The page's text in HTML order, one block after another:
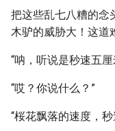
把这些乱七八糟的念
木驴的威胁大！这道
“呐，听说是秒速五厘
“哎？你说什么？”
“桜花飘落的速度，